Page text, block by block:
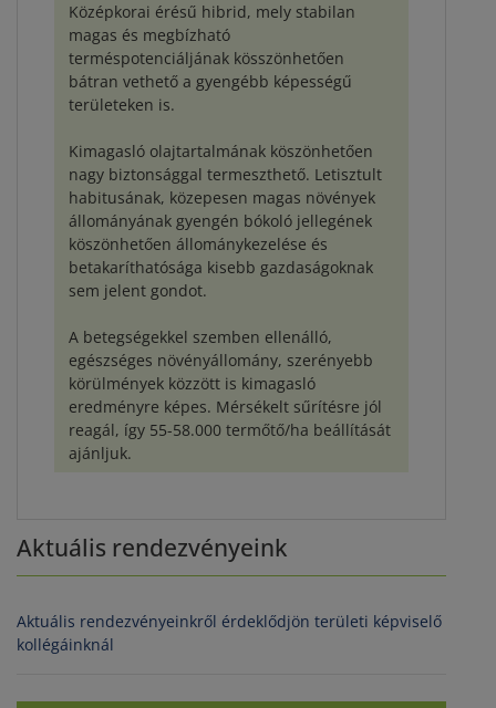
Aktuális rendezvényeink
Aktuális rendezvényeinkről érdeklődjön területi képviselő
kollégáinknál
Középkorai érésű hibrid, mely stabilan
magas és megbízható
terméspotenciáljának kösszönhetően
bátran vethető a gyengébb képességű
területeken is.
Kimagasló olajtartalmának köszönhetően
nagy biztonsággal termeszthető. Letisztult
habitusának, közepesen magas növények
állományának gyengén bókoló jellegének
köszönhetően állománykezelése és
betakaríthatósága kisebb gazdaságoknak
sem jelent gondot.
A betegségekkel szemben ellenálló,
egészséges növényállomány, szerényebb
körülmények közzött is kimagasló
eredményre képes. Mérsékelt sűrítésre jól
reagál, így 55-58.000 termőtő/ha beállítását
ajánljuk.